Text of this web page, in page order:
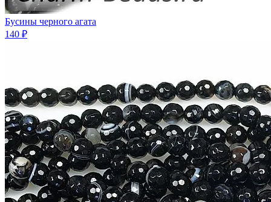
Бусины черного агата
140 ₽